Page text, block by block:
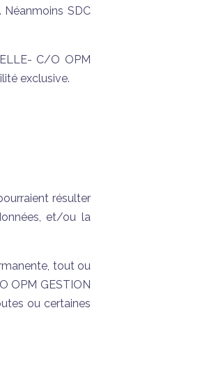
Néanmoins SDC
C/O OPM
exclusive.
résulter
et/ou la
tout ou
OPM GESTION
ou certaines